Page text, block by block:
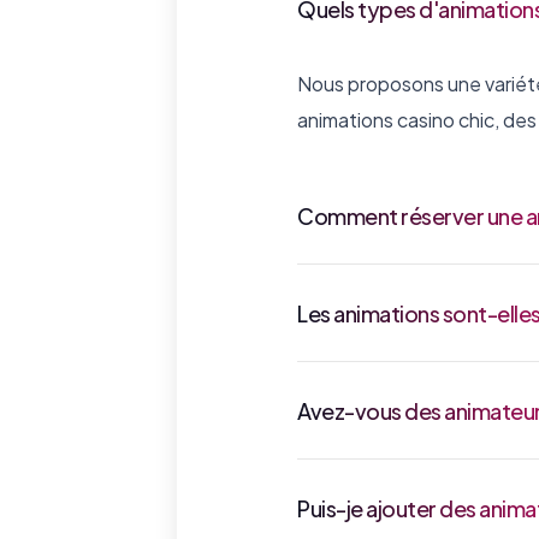
Quels types
Nous proposons une
animations casino chic,
Comment réserver une
Les animations sont-
Avez-vous des
Puis-je ajouter des